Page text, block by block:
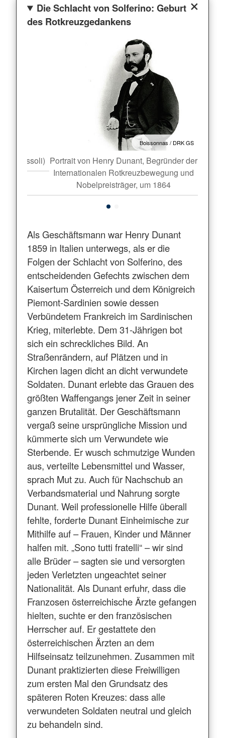
Die Schlacht von Solferino: Geburt
des Rotkreuzgedankens
Bossoli)
Boissonnas / DRK GS
Portrait von Henry Dunant, Begründer der
Internationalen Rotkreuzbewegung und
Nobelpreisträger, um 1864
Als Geschäftsmann war Henry Dunant
1859 in Italien unterwegs, als er die
Folgen der Schlacht von Solferino, des
entscheidenden Gefechts zwischen dem
Kaisertum Österreich und dem Königreich
Piemont-Sardinien sowie dessen
Verbündetem Frankreich im Sardinischen
Krieg, miterlebte. Dem 31-Jährigen bot
sich ein schreckliches Bild. An
Straßenrändern, auf Plätzen und in
Kirchen lagen dicht an dicht verwundete
Soldaten. Dunant erlebte das Grauen des
größten Waffengangs jener Zeit in seiner
ganzen Brutalität. Der Geschäftsmann
vergaß seine ursprüngliche Mission und
kümmerte sich um Verwundete wie
Sterbende. Er wusch schmutzige Wunden
aus, verteilte Lebensmittel und Wasser,
sprach Mut zu. Auch für Nachschub an
Verbandsmaterial und Nahrung sorgte
Dunant. Weil professionelle Hilfe überall
fehlte, forderte Dunant Einheimische zur
Mithilfe auf – Frauen, Kinder und Männer
halfen mit. „Sono tutti fratelli“ – wir sind
alle Brüder – sagten sie und versorgten
jeden Verletzten ungeachtet seiner
Nationalität. Als Dunant erfuhr, dass die
Franzosen österreichische Ärzte gefangen
hielten, suchte er den französischen
Herrscher auf. Er gestattete den
österreichischen Ärzten an dem
Hilfseinsatz teilzunehmen. Zusammen mit
Dunant praktizierten diese Freiwilligen
zum ersten Mal den Grundsatz des
späteren Roten Kreuzes: dass alle
verwundeten Soldaten neutral und gleich
zu behandeln sind.